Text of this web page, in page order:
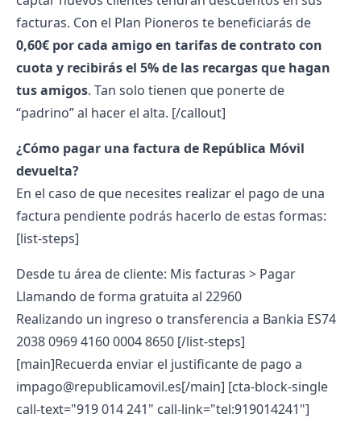
facturas. Con el Plan Pioneros te beneficiarás de
0,60€ por cada amigo en tarifas de contrato con
cuota y recibirás el 5% de las recargas que hagan
tus amigos. Tan solo tienen que ponerte de
“padrino” al hacer el alta. [/callout]
¿Cómo pagar una factura de República Móvil
devuelta?
En el caso de que necesites realizar el pago de una
factura pendiente podrás hacerlo de estas formas:
[list-steps]
Desde tu área de cliente: Mis facturas > Pagar
Llamando de forma gratuita al 22960
Realizando un ingreso o transferencia a Bankia ES74
2038 0969 4160 0004 8650 [/list-steps]
[main]Recuerda enviar el justificante de pago a
impago@republicamovil.es[/main] [cta-block-single
call-text="919 014 241" call-link="tel:919014241"]